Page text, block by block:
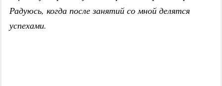
Радуюсь, когда после занятий со мной делятся
успехами.